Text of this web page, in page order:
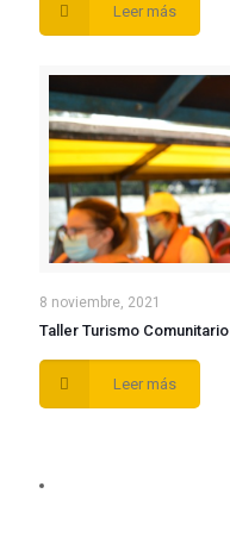
Leer más
8 noviembre, 2021
Taller Turismo Comunitario
Leer más